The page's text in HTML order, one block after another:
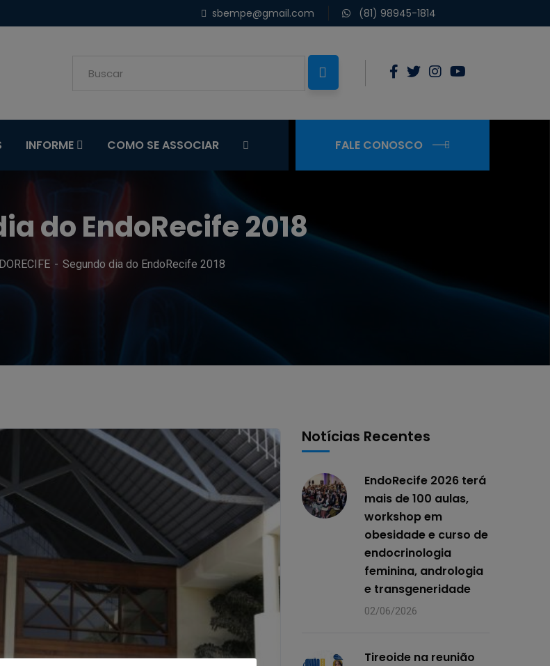
sbempe@gmail.com (81) 98945-1814
INFORME COMO SE ASSOCIAR FALE CONOSCO
do EndoRecife 2018
Segundo dia do EndoRecife 2018
Notícias Recentes
EndoRecife 2026 terá
mais de 100 aulas,
workshop em
obesidade e curso de
endocrinologia
feminina, andrologia
e transgeneridade
02/06/2026
Tireoide na reunião